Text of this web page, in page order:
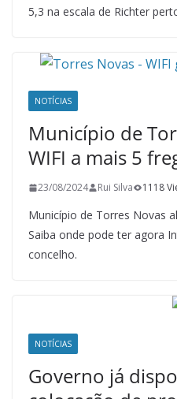
5,3 na escala de Richter
NOTÍCIAS
Município de
WIFI a mais 5
23/08/2024 Rui Silva 1118
Município de Torres Novas
Saiba onde pode ter agora
concelho.
NOTÍCIAS
Governo já